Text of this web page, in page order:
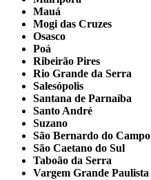
Mauá
Mogi das Cruzes
Osasco
Poá
Ribeirão Pires
Rio Grande da Serra
Salesópolis
Santana de Parnaíba
Santo André
Suzano
São Bernardo do Campo
São Caetano do Sul
Taboão da Serra
Vargem Grande Paulista